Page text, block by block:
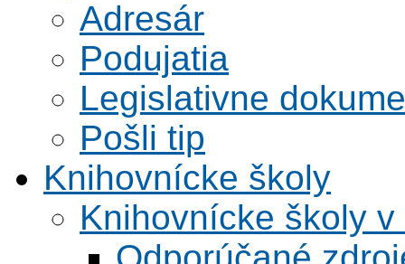
Adresár
Podujatia
Legislativne
Pošli tip
Knihovnícke školy
Knihovnícke školy v